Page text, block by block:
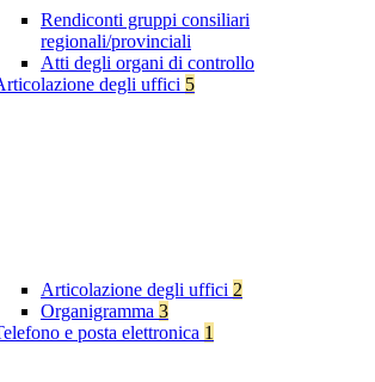
Rendiconti gruppi consiliari
regionali/provinciali
Atti degli organi di controllo
degli uffici 5
Articolazione degli uffici 2
Organigramma 3
e posta elettronica 1